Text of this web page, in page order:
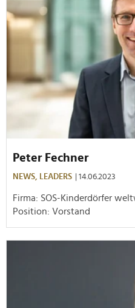
Peter Fechner
NEWS, LEADERS | 14.06.2023
Firma: SOS-Kinderdörfer
Position: Vorstand